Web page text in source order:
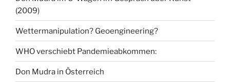
(2009)
Wettermanipulation? Geoengineering?
WHO verschiebt Pandemieabkommen:
Don Mudra in Österreich